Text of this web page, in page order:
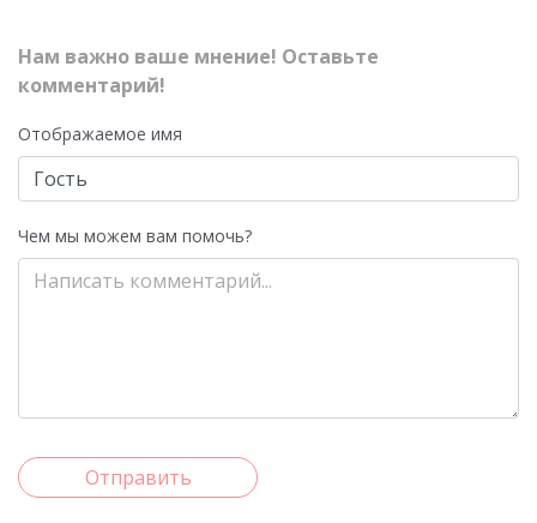
Нам важно ваше мнение! Оставьте
комментарий!
Отображаемое имя
Чем мы можем вам помочь?
Отправить